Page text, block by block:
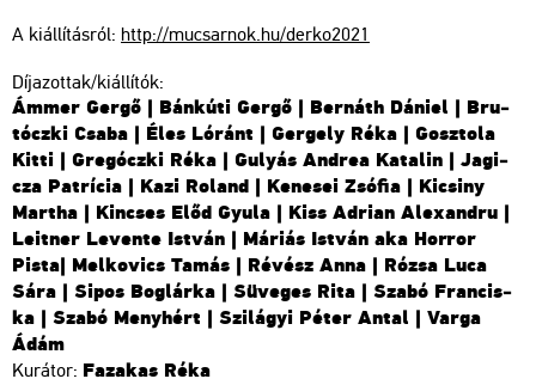
A ki­ál­lí­tás­ról: http://​mu­csar­nok.​hu/​der­ko2021
Dí­ja­zot­tak/ki­ál­lí­tók:
Ámmer Gergő | Bán­kú­ti Gergő | Ber­náth Dá­ni­el | Bru­
tócz­ki Csaba | Éles Ló­ránt | Ger­gely Réka | Gosz­to­la
Kitti | Gregócz­ki Réka | Gu­lyás And­rea Ka­ta­lin | Jagi­
cza Pat­rí­cia | Kazi Ro­land | Ke­ne­sei Zsó­fia | Ki­csiny
Mar­tha | Kin­cses Előd Gyula | Kiss Ad­ri­an Ale­xand­ru |
Leit­ner Le­ven­te Ist­ván | Má­ri­ás Ist­ván aka Hor­ror
Pista| Mel­ko­vics Tamás | Ré­vész Anna | Rózsa Luca
Sára | Sipos Bog­lár­ka | Sü­ve­ges Rita | Szabó Fran­cis­
ka | Szabó Meny­hért | Szi­lá­gyi Péter Antal | Varga
Ádám
Ku­rá­tor: Fa­za­kas Réka